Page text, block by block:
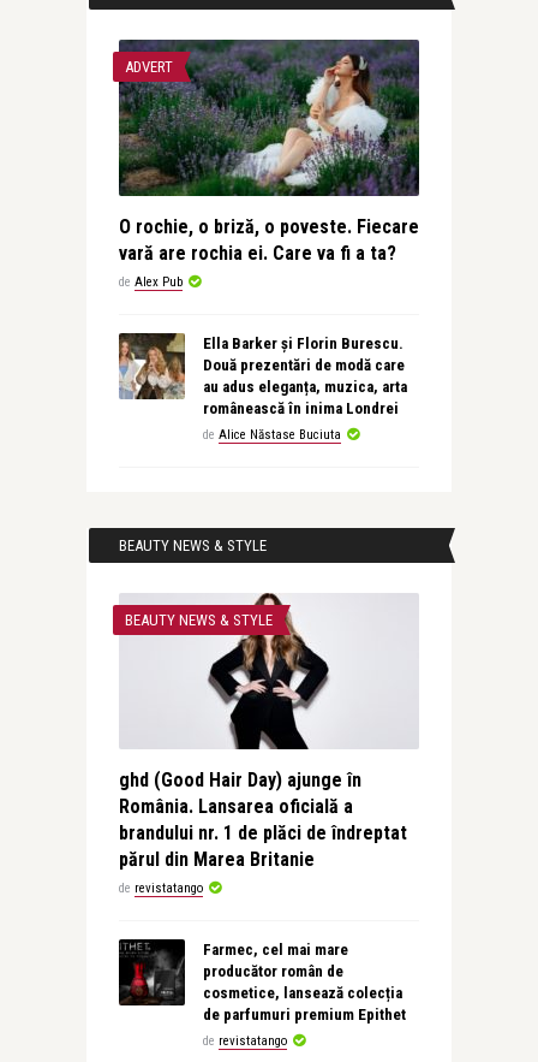
ADVERT
O rochie, o briză, o poveste. Fiecare
vară are rochia ei. Care va fi a ta?
de Alex Pub
Ella Barker și Florin Burescu.
Două prezentări de modă care
au adus eleganța, muzica, arta
românească în inima Londrei
de Alice Năstase Buciuta
BEAUTY NEWS & STYLE
BEAUTY NEWS & STYLE
ghd (Good Hair Day) ajunge în
România. Lansarea oficială a
brandului nr. 1 de plăci de îndreptat
părul din Marea Britanie
de revistatango
Farmec, cel mai mare
producător român de
cosmetice, lansează colecția
de parfumuri premium Epithet
de revistatango